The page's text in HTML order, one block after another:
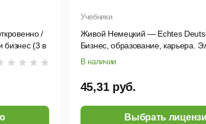
/
бизнес (3 в
и
Учебники
Живой Немецкий — Echtes
Бизнес, образование, карьера.
версия для скачивания
В наличии
45,31 руб.
Выбрать